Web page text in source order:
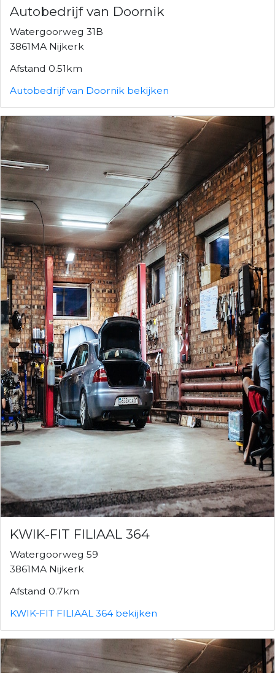
Autobedrijf van Doornik
Watergoorweg 31B
3861MA Nijkerk
Afstand 0.51km
Autobedrijf van Doornik bekijken
KWIK-FIT FILIAAL 364
Watergoorweg 59
3861MA Nijkerk
Afstand 0.7km
KWIK-FIT FILIAAL 364 bekijken